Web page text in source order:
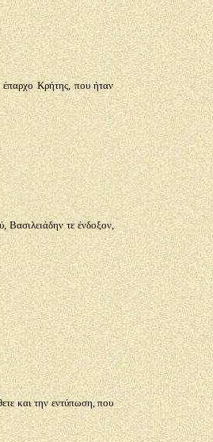
Κρήτης, που ήταν
τε ένδοξον,
και την εντύπωση, που